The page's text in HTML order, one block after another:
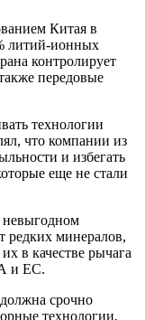
Китая в
литий-ионных
контролирует
передовые
технологии
что компании из
и избегать
еще не стали
невыгодном
редких минералов,
в качестве рычага
и ЕС.
срочно
технологии,